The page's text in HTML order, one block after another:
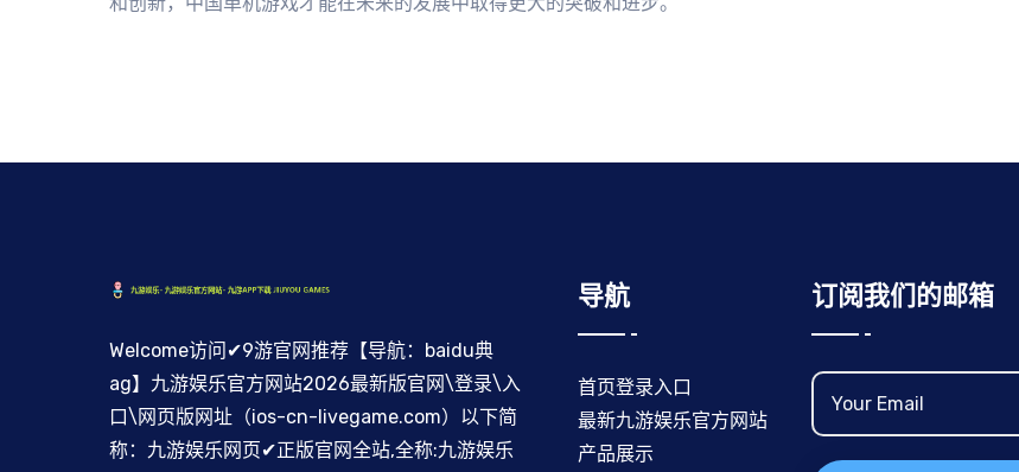
Welcome访问✔9游官网推荐【导航：baidu典
ag】九游娱乐官方网站2026最新版官网\登录\入
口\网页版网址（ios-cn-livegame.com）以下简
称：九游娱乐网页✔正版官网全站,全称:九游娱乐
导航
首页登录入口
最新九游娱乐官方网站
产品展示
订阅我们的邮箱